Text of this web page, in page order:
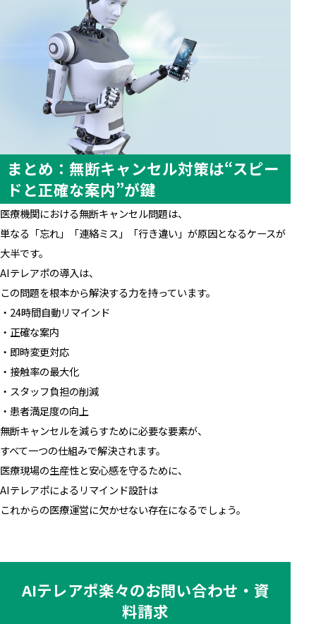
まとめ：無断キャンセル対策は“スピー
ドと正確な案内”が鍵
医療機関における無断キャンセル問題は、
単なる「忘れ」「連絡ミス」「行き違い」が原因となるケースが
大半です。
AIテレアポの導入は、
この問題を根本から解決する力を持っています。
・24時間自動リマインド
・正確な案内
・即時変更対応
・接触率の最大化
・スタッフ負担の削減
・患者満足度の向上
無断キャンセルを減らすために必要な要素が、
すべて一つの仕組みで解決されます。
医療現場の生産性と安心感を守るために、
AIテレアポによるリマインド設計は
これからの医療運営に欠かせない存在になるでしょう。
AIテレアポ楽々のお問い合わせ・資
料請求